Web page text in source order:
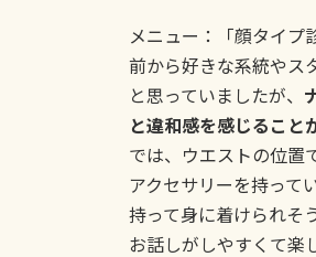
新
日
メニュー：「顔タイプ
前から好きな系統やス
と思っていましたが、
と違和感を感じること
では、ウエストの位置
アクセサリーを持って
持って身に着けられそ
お話しがしやすくて楽